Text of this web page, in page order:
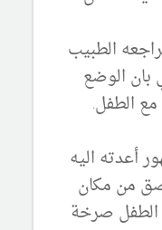
الطبيب
بان الوضع
الطفل.
أعدته اليه
من مكان
الطفل صرخة